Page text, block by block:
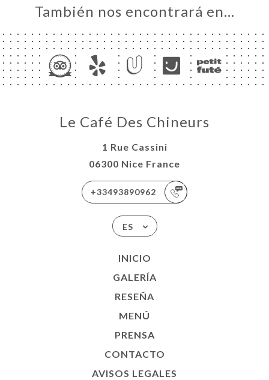
También nos encontrará en…
Le Café Des Chineurs
1 Rue Cassini
06300 Nice France
+33493890962
ES
INICIO
GALERÍA
RESEÑA
MENÚ
PRENSA
CONTACTO
AVISOS LEGALES